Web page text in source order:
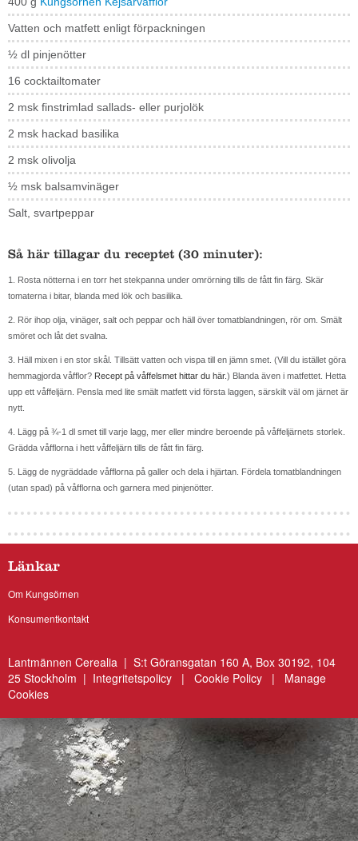
Vatten och matfett enligt förpackningen
½ dl pinjenötter
16 cocktailtomater
2 msk finstrimlad sallads- eller purjolök
2 msk hackad basilika
2 msk olivolja
½ msk balsamvinäger
Salt, svartpeppar
Så här tillagar du receptet (30 minuter):
1. Rosta nötterna i en torr het stekpanna under omrörning tills de fått fin färg. Skär
tomaterna i bitar, blanda med lök och basilika.
2. Rör ihop olja, vinäger, salt och peppar och häll över tomatblandningen, rör om. Smält
smöret och låt det svalna.
3. Häll mixen i en stor skål. Tillsätt vatten och vispa till en jämn smet. (Vill du istället göra
hemmagjorda våfflor? Recept på våffelsmet hittar du här.) Blanda även i matfettet. Hetta
upp ett våffeljärn. Pensla med lite smält matfett vid första laggen, särskilt väl om järnet är
nytt.
4. Lägg på ¾-1 dl smet till varje lagg, mer eller mindre beroende på våffeljärnets storlek.
Grädda våfflorna i hett våffeljärn tills de fått fin färg.
5. Lägg de nygräddade våfflorna på galler och dela i hjärtan. Fördela tomatblandningen
(utan spad) på våfflorna och garnera med pinjenötter.
Länkar
Om Kungsörnen
Konsumentkontakt
Lantmännen Cerealia | S:t Göransgatan 160 A, Box 30192, 104
25 Stockholm | Integritetspolicy | Cookie Policy | Manage
Cookies